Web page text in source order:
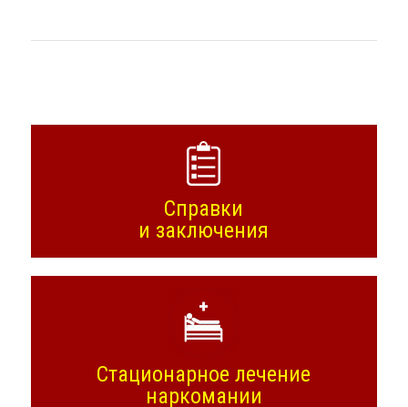
Справки
и заключения
Стационарное лечение
наркомании